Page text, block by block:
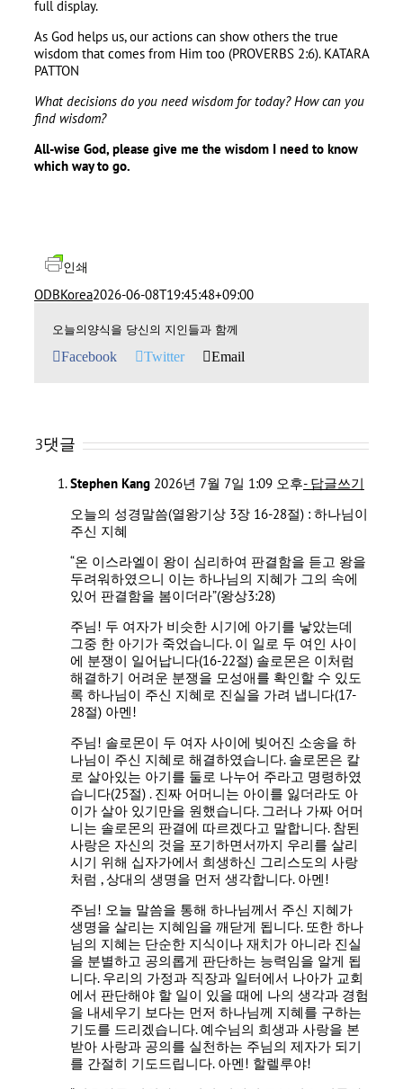
full display.
As God helps us, our actions can show others the true
wisdom that comes from Him too (PROVERBS 2:6). KATARA
PATTON
What decisions do you need wisdom for today?How can you
find wisdom?
All-wise God,please give me the wisdom I need to know
which way to go.
인쇄
ODBKorea2026-06-08T19:45:48+09:00
오늘의양식을 당신의 지인들과 함께
Facebook Twitter Email
3댓글
Stephen Kang 2026년 7월 7일 1:09 오후- 답글쓰기
오늘의 성경말씀(열왕기상 3장 16-28절) : 하나님이
주신 지혜
“온 이스라엘이 왕이 심리하여 판결함을 듣고 왕을
두려워하였으니 이는 하나님의 지혜가 그의 속에
있어 판결함을 봄이더라”(왕상3:28)
주님! 두 여자가 비슷한 시기에 아기를 낳았는데
그중 한 아기가 죽었습니다. 이 일로 두 여인 사이
에 분쟁이 일어납니다(16-22절) 솔로몬은 이처럼
해결하기 어려운 분쟁을 모성애를 확인할 수 있도
록 하나님이 주신 지혜로 진실을 가려 냅니다(17-
28절) 아멘!
주님! 솔로몬이 두 여자 사이에 빚어진 소송을 하
나님이 주신 지혜로 해결하였습니다. 솔로몬은 칼
로 살아있는 아기를 둘로 나누어 주라고 명령하였
습니다(25절) . 진짜 어머니는 아이를 잃더라도 아
이가 살아 있기만을 원했습니다. 그러나 가짜 어머
니는 솔로몬의 판결에 따르겠다고 말합니다. 참된
사랑은 자신의 것을 포기하면서까지 우리를 살리
시기 위해 십자가에서 희생하신 그리스도의 사랑
처럼 , 상대의 생명을 먼저 생각합니다. 아멘!
주님! 오늘 말씀을 통해 하나님께서 주신 지혜가
생명을 살리는 지혜임을 깨닫게 됩니다. 또한 하나
님의 지혜는 단순한 지식이나 재치가 아니라 진실
을 분별하고 공의롭게 판단하는 능력임을 알게 됩
니다. 우리의 가정과 직장과 일터에서 나아가 교회
에서 판단해야 할 일이 있을 때에 나의 생각과 경험
을 내세우기 보다는 먼저 하나님께 지혜를 구하는
기도를 드리겠습니다. 예수님의 희생과 사랑을 본
받아 사랑과 공의를 실천하는 주님의 제자가 되기
를 간절히 기도드립니다. 아멘! 할렐루야!